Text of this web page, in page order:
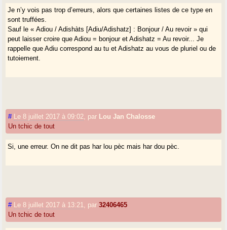
Je n’y vois pas trop d’erreurs, alors que certaines listes de ce type en
sont truffées.
Sauf le « Adiou / Adishàts [Adiu/Adishatz] : Bonjour / Au revoir » qui
peut laisser croire que Adiou = bonjour et Adishatz = Au revoir... Je
rappelle que Adiu correspond au tu et Adishatz au vous de pluriel ou de
tutoiement.
# Le 8 juillet 2017 à 09:02 par Lou Jan Chalosse
Un tchic de tout
Si, une erreur. On ne dit pas har lou pèc mais har dou pèc.
# Le 8 juillet 2017 à 13:21 par32406465
Un tchic de tout